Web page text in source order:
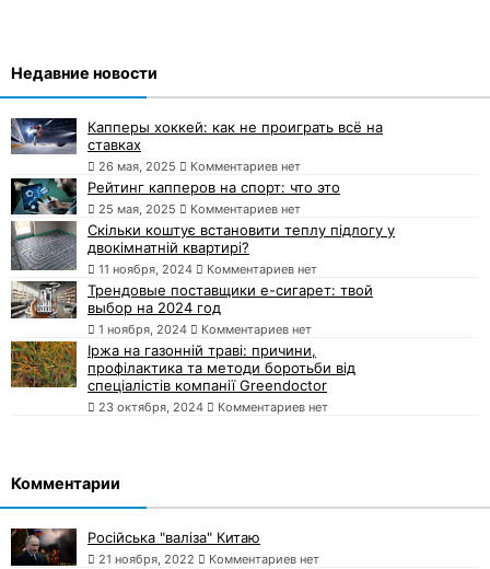
Недавние новости
Капперы хоккей: как не проиграть всё на
ставках
26 мая, 2025 Комментариев нет
Рейтинг капперов на спорт: что это
25 мая, 2025 Комментариев нет
Скільки коштує встановити теплу підлогу у
двокімнатній квартирі?
11 ноября, 2024 Комментариев нет
Трендовые поставщики e-сигарет: твой
выбор на 2024 год
1 ноября, 2024 Комментариев нет
Іржа на газонній траві: причини,
профілактика та методи боротьби від
спеціалістів компанії Greendoctor
23 октября, 2024 Комментариев нет
Комментарии
Російська "валіза" Китаю
21 ноября, 2022 Комментариев нет